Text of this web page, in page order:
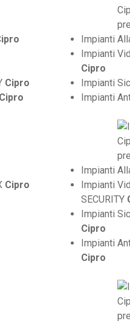
Cipro
Cipro
Impianti
Impianti
Cipro
Impianti
Impianti
Cipro
Impianti
Impianti
SECURITY
Impianti
Cipro
Impianti
Cipro